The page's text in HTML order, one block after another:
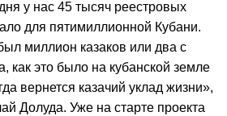
у нас 45 тысяч реестровых
для пятимиллионной Кубани.
миллион казаков или два с
как это было на кубанской земле
вернется казачий уклад жизни»,
Долуда. Уже на старте проекта